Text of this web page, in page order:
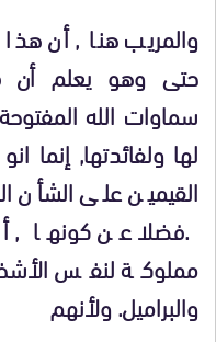
والمريب هنا , أن
حتى وهو يعلم أن
سماوات الله
لها ولفائدتها,
القيمين على الشأن
.فضلا عن كونها ,
مملوكة لنفس
والبراميل. ولأنهم